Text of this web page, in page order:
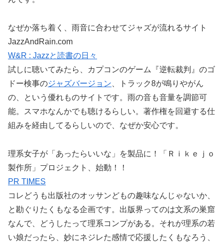
なぜか落ち着く、雨音に合わせてジャズが流れるサイト
JazzAndRain.com
W&R : Jazzと読書の日々
試しに聴いてみたら、カプコンのゲーム『逆転裁判』のゴ
ドー検事のジャズバージョン 、トラック8が鳴りやがん
の、という優れものサイトです。雨の音も音量を調節可
能。スマホなんかでも聴けるらしい。著作権を回避する仕
組みを経由してるらしいので、なぜか安心です。
理系女子が「あったらいいな」を製品に！「Ｒｉｋｅｊｏ
製作所」プロジェクト、始動！！
PR TIMES
コレどうも出版社のオッサンどもの趣味なんじゃないか、
と勘ぐりたくもなる企画です。出版界ってのは文系の巣窟
なんで、どうしたって理系コンプがある。それが理系の若
い娘だったら、妙にネジレた感情で応援したくもなろう、